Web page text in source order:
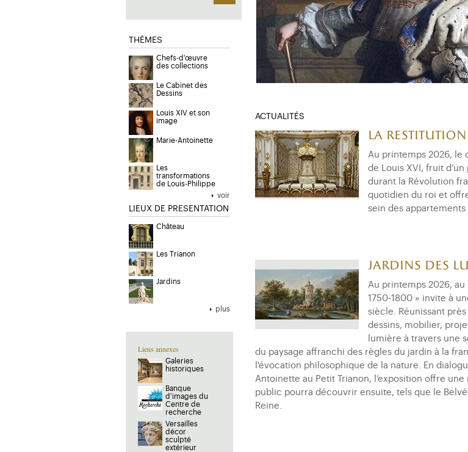
THÈMES
Chefs-d'œuvre
des collections
Le Cabinet des
Dessins
Louis XIV et son
image
Marie-Antoinette
Les
transformations
de Louis-Philippe
voir
LIEUX DE PRESENTATION
Château
Les Trianon
Jardins
plus
Liens annexes
Galeries
historiques
Banque
d'images du
Centre de
recherche
Versailles
décor
sculpté
extérieur
ACTUALITÉS
La
Au printemps 2026, le
de Louis XVI, fruit
durant la Révolution
quotidien du roi et
sein des appartements
Jardins des
Au printemps 2026, au
1750-1800 » invite à
siècle. Réunissant
dessins, mobilier,
lumière à travers une
du paysage affranchi des règles du jardin à la
l'évocation philosophique de la nature. En
Antoinette au Petit Trianon, l’exposition offre
public pourra découvrir ensuite, tels que le
Reine.